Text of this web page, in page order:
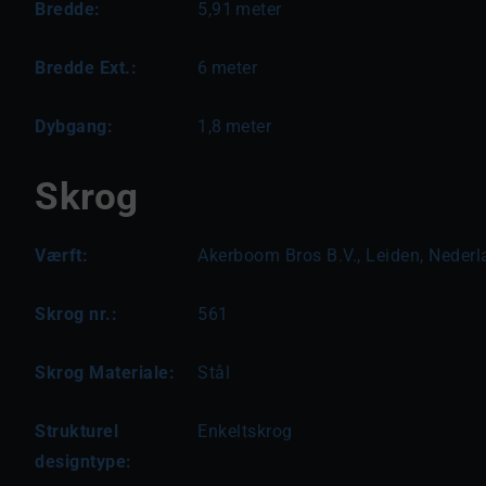
Bredde: 5,91 meter
Bredde Ext.: 6 meter
Dybgang: 1,8 meter
Skrog
Værft: Akerboom Bros B.V., Leiden,
Skrog nr.: 561
Skrog Materiale: Stål
Strukturel
designtype:
Enkeltskrog